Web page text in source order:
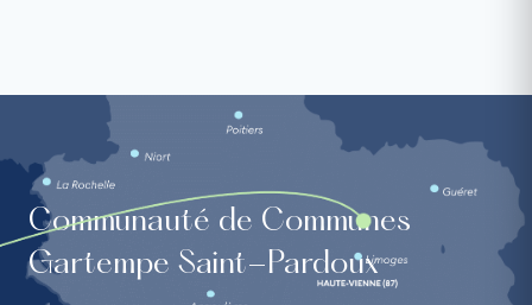
Communauté de Communes
Gartempe Saint-Pardoux